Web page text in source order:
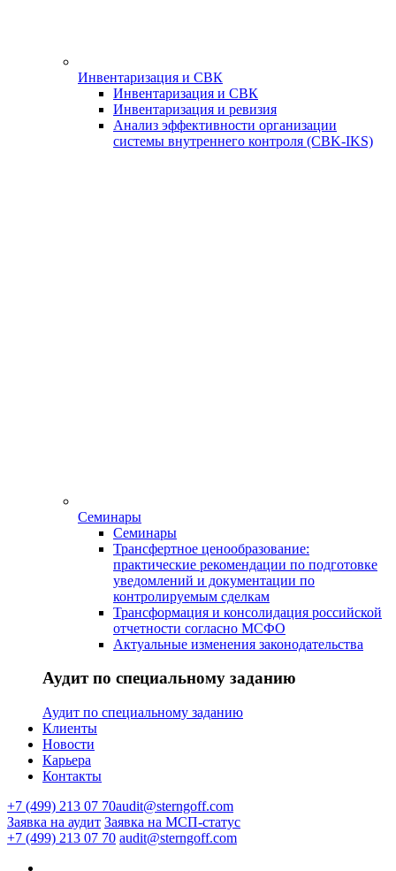
Инвентаризация и СВК
Инвентаризация и СВК
Инвентаризация и ревизия
Анализ эффективности организации
системы внутреннего контроля (СBK-IKS)
Семинары
Семинары
Трансфертное ценообразование:
практические рекомендации по подготовке
уведомлений и документации по
контролируемым сделкам
Трансформация и консолидация российской
отчетности согласно МСФО
Актуальные изменения законодательства
Аудит по специальному заданию
Аудит по специальному заданию
Клиенты
Новости
Карьера
Контакты
+7 (499) 213 07 70audit@sterngoff.com
Заявка на аудит Заявка на МСП-статус
+7 (499) 213 07 70 audit@sterngoff.com